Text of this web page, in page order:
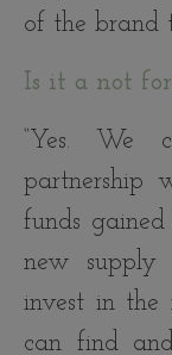
of the brand
Is it a not
“Yes. We
partnership
funds
new supply
invest in the
can find